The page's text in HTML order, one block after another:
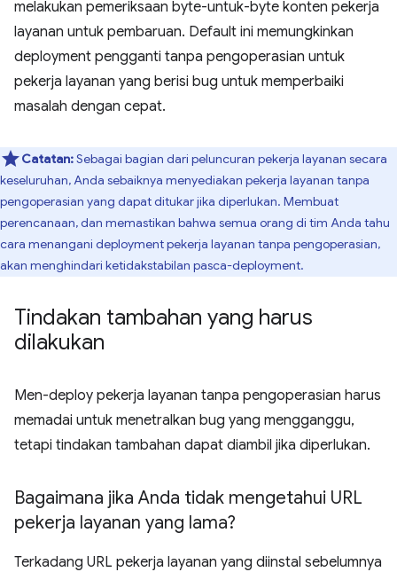
melakukan pemeriksaan byte-untuk-byte konten pekerja
layanan untuk pembaruan. Default ini memungkinkan
deployment pengganti tanpa pengoperasian untuk
pekerja layanan yang berisi bug untuk memperbaiki
masalah dengan cepat.
Catatan:Sebagai bagian dari peluncuran pekerja layanan secara
keseluruhan, Anda sebaiknya menyediakan pekerja layanan tanpa
pengoperasian yang dapat ditukar jika diperlukan. Membuat
perencanaan, dan memastikan bahwa semua orang di tim Anda tahu
cara menangani deployment pekerja layanan tanpa pengoperasian,
akan menghindari ketidakstabilan pasca-deployment.
Tindakan tambahan yang harus
dilakukan
Men-deploy pekerja layanan tanpa pengoperasian harus
memadai untuk menetralkan bug yang mengganggu,
tetapi tindakan tambahan dapat diambil jika diperlukan.
Bagaimana jika Anda tidak mengetahui URL
pekerja layanan yang lama?
Terkadang URL pekerja layanan yang diinstal sebelumnya